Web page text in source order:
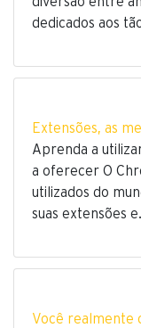
dedicados aos
Extensões, as
Aprenda a
a oferecer O
utilizados do
suas extensões
Você realmente